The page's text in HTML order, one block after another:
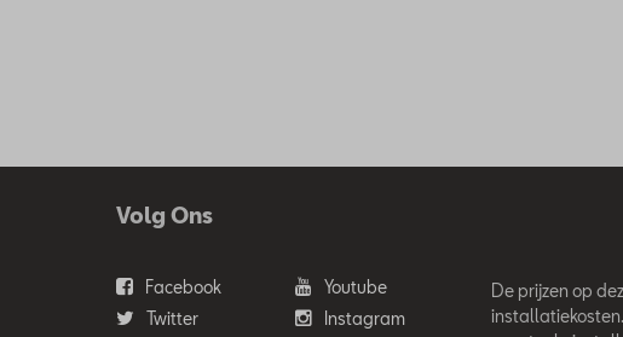
Volg Ons
Facebook
Youtube
Twitter
Instagram
De prijzen op